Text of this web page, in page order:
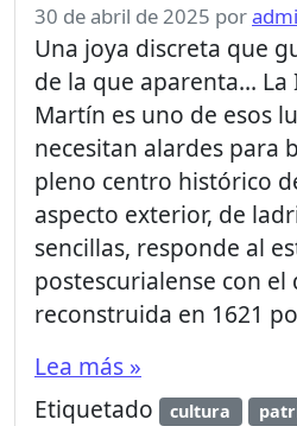
30 de abril de 2025 poradmi
Una joya discreta que
de la que aparenta… La
Martín es uno de esos
necesitan alardes para
pleno centro histórico
aspecto exterior, de
sencillas, responde al
postescurialense con el
reconstruida en 1621
Lea más »
Etiquetado
cultura